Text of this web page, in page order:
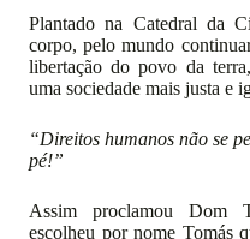
Plantado na Catedral da
corpo, pelo mundo
libertação do povo da
uma sociedade mais justa e
“Direitos humanos não se
pé!”
Assim proclamou Dom
escolheu por nome Tomás